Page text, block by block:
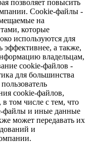
позволяет повысить
Сookie-файлы -
на
которые
используются для
эффективнее, а также,
владельцам,
cookie-файлов -
для большинства
cookie-файлов,
том числе с тем, что
файлы и иные данные
может передавать их
и